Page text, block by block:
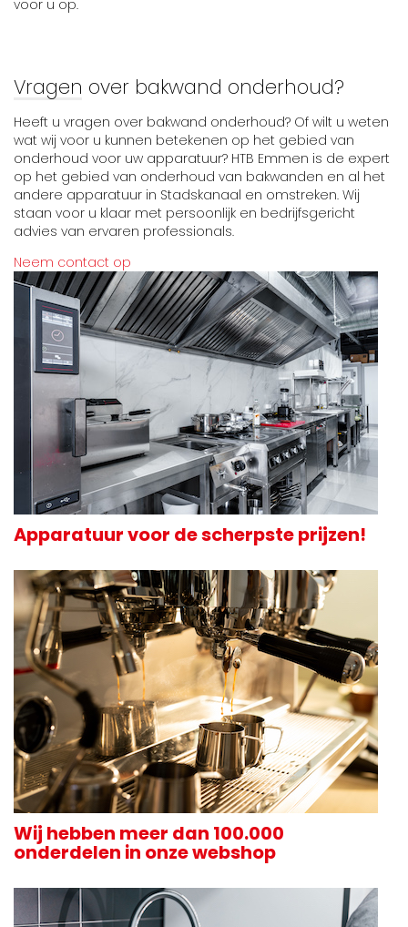
voor u op.
Vragen over bakwand onderhoud?
Heeft u vragen over bakwand onderhoud? Of wilt u weten
wat wij voor u kunnen betekenen op het gebied van
onderhoud voor uw apparatuur? HTB Emmen is de expert
op het gebied van onderhoud van bakwanden en al het
andere apparatuur in Stadskanaal en omstreken. Wij
staan voor u klaar met persoonlijk en bedrijfsgericht
advies van ervaren professionals.
Neem contact op
Apparatuur voor de scherpste prijzen!
Wij hebben meer dan 100.000
onderdelen in onze webshop